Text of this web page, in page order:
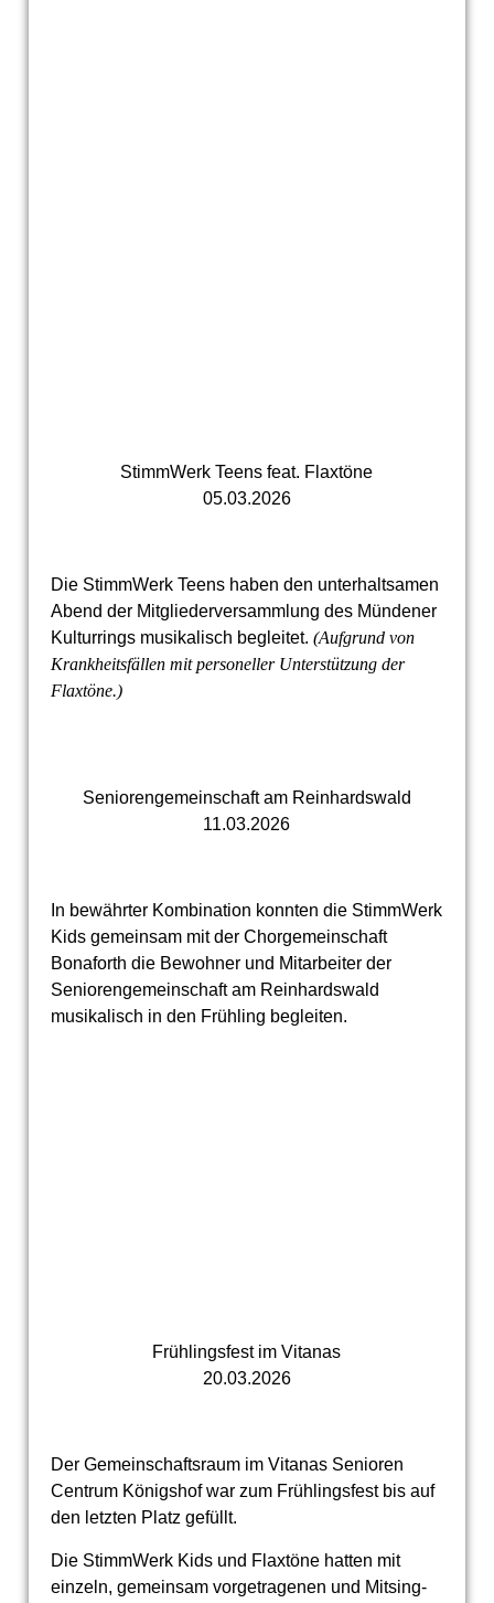
StimmWerk Teens feat. Flaxtöne
05.03.2026
Die StimmWerk Teens haben den unterhaltsamen
Abend der Mitgliederversammlung des Mündener
Kulturrings musikalisch begleitet. (Aufgrund von
Krankheitsfällen mit personeller Unterstützung der
Flaxtöne.)
Seniorengemeinschaft am Reinhardswald
11.03.2026
In bewährter Kombination konnten die StimmWerk
Kids gemeinsam mit der Chorgemeinschaft
Bonaforth die Bewohner und Mitarbeiter der
Seniorengemeinschaft am Reinhardswald
musikalisch in den Frühling begleiten.
Frühlingsfest im Vitanas
20.03.2026
Der Gemeinschaftsraum im Vitanas Senioren
Centrum Königshof war zum Frühlingsfest bis auf
den letzten Platz gefüllt.
Die StimmWerk Kids und Flaxtöne hatten mit
einzeln, gemeinsam vorgetragenen und Mitsing-